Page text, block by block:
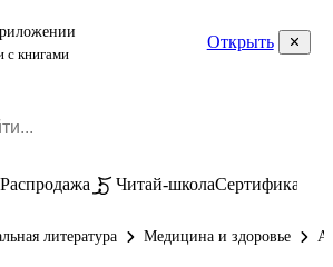
с книгами
Открыть
Распродажа Читай-школаСертификаты
литература Медицина и здоровье